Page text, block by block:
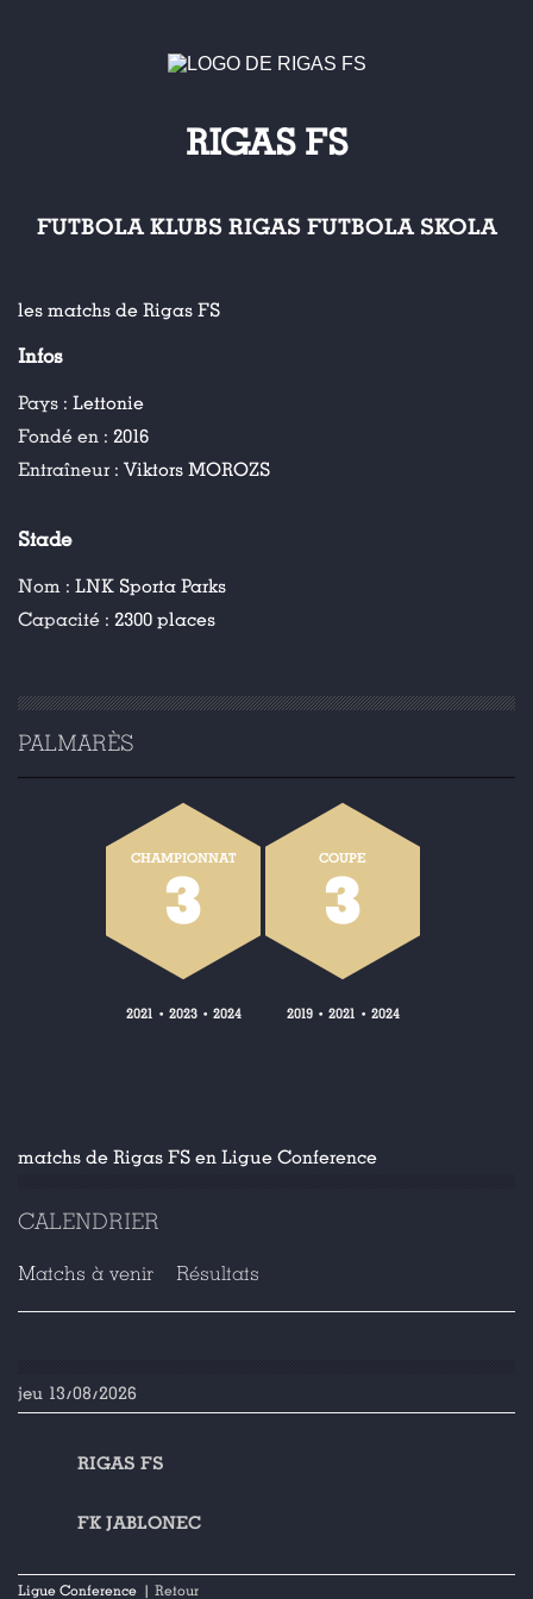
RIGAS FS
FUTBOLA KLUBS RIGAS FUTBOLA SKOLA
les matchs de Rigas FS
Infos
Pays : Lettonie
Fondé en : 2016
Entraîneur : Viktors MOROZS
Stade
Nom : LNK Sporta Parks
Capacité : 2300 places
PALMARÈS
CHAMPIONNAT
3
2021 • 2023• 2024
COUPE
3
2019• 2021 • 2024
matchs de Rigas FS en Ligue Conference
CALENDRIER
Matchs à venir Résultats
jeu 13/08/2026
RIGAS FS
FK JABLONEC
Ligue Conference | Retour